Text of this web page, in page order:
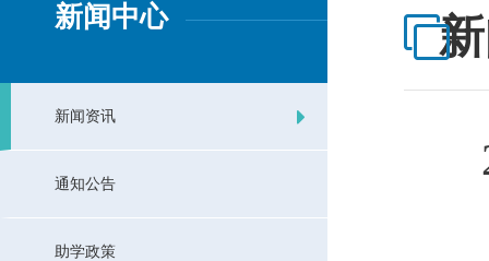
新闻中心
新闻资讯
通知公告
助学政策